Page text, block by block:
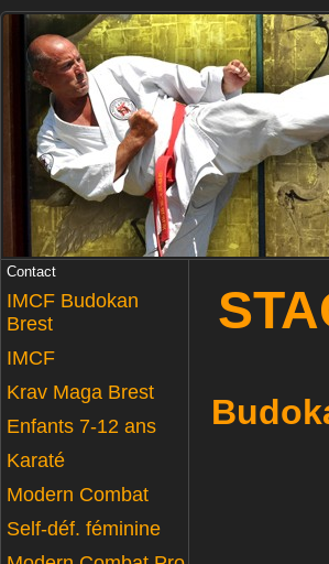
Contact
IMCF Budokan
Brest
IMCF
Krav Maga Brest
Enfants 7-12 ans
Karaté
Modern Combat
Self-déf. féminine